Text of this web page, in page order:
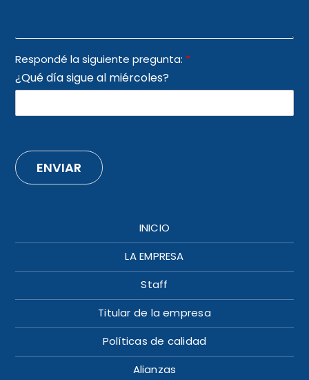
Respondé la siguiente pregunta: *
¿Qué día sigue al miércoles?
ENVIAR
INICIO
LA EMPRESA
Staff
Titular de la empresa
Políticas de calidad
Alianzas